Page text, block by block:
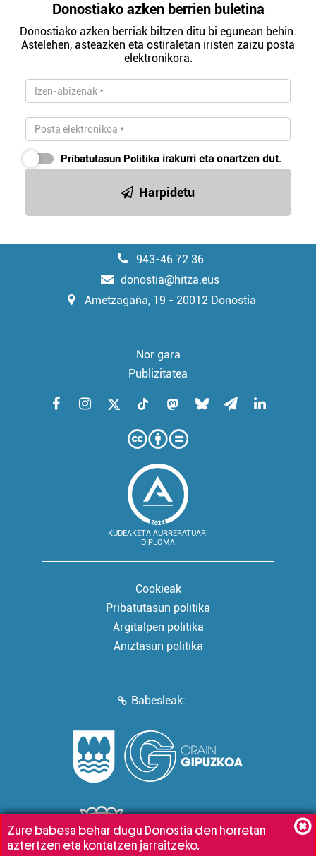
Donostiako azken berrien buletina
Donostiako azken berriak biltzen ditu bi egunean behin.
Astelehen, asteazken eta ostiraletan iristen zaizu posta
elektronikora.
Pribatutasun Politika irakurri eta onartzen dut.
Harpidetu
943-46 72 36
donostia@hitza.eus
Ametzagaña, 19 - 20012 Donostia
Nor gara
Publizitatea
KUDEAKETA AURRERATUARI
DIPLOMA
Cookieak
Pribatutasun politika
Argitalpen politika
Aniztasun politika
Babesleak:
Zure babesa behar dugu Donostia den horretan
aztertzen eta kontatzen jarraitzeko.